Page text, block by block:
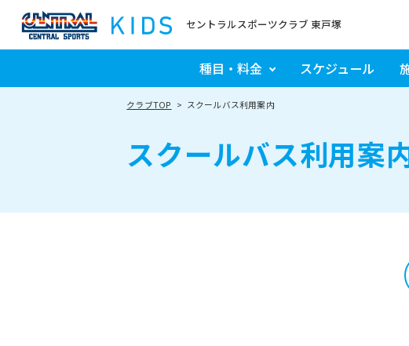
セントラルスポーツクラブ 東戸塚
種目・料金 スケジュール
クラブTOP スクールバス利用案内
スクールバス利用案